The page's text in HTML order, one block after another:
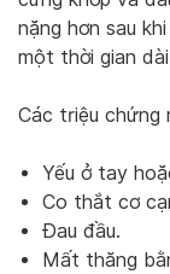
nặng hơn sau
một thời gian
Các triệu chứng
Yếu ở tay
Co thắt cơ
Đau đầu.
Mất thăng